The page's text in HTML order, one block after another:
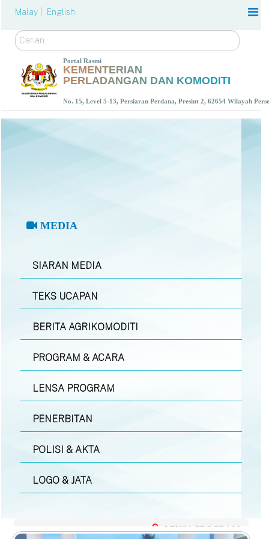
Malay | English
Carian
Portal Rasmi
KEMENTERIAN
PERLADANGAN DAN KOMODITI
No. 15, Level 5-13, Persiaran Perdana, Presint 2, 62654 Wilayah
MEDIA
SIARAN MEDIA
TEKS UCAPAN
BERITA AGRIKOMODITI
PROGRAM & ACARA
LENSA PROGRAM
PENERBITAN
POLISI & AKTA
LOGO & JATA
LENSA PROGRAM